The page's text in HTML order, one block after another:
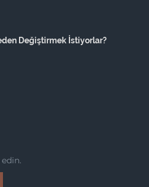
Değiştirmek İstiyorlar?